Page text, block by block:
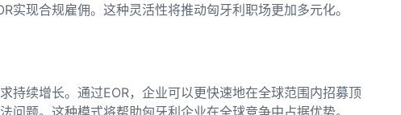
实现合规雇佣。这种灵活性将推动匈牙利职场更加多元化。
持续增长。通过EOR，企业可以更快速地在全球范围内招募顶
问题。这种模式将帮助匈牙利企业在全球竞争中占据优势。